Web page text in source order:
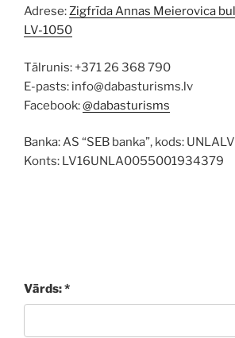
Adrese:Zigfrīda Annas Meierovica
LV-1050
Tālrunis: +371 26 368 790
E-pasts: info@dabasturisms.lv
Facebook:@dabasturisms
Banka: AS “SEB banka”, kods:
Konts: LV16UNLA0055001934379
Vārds: *